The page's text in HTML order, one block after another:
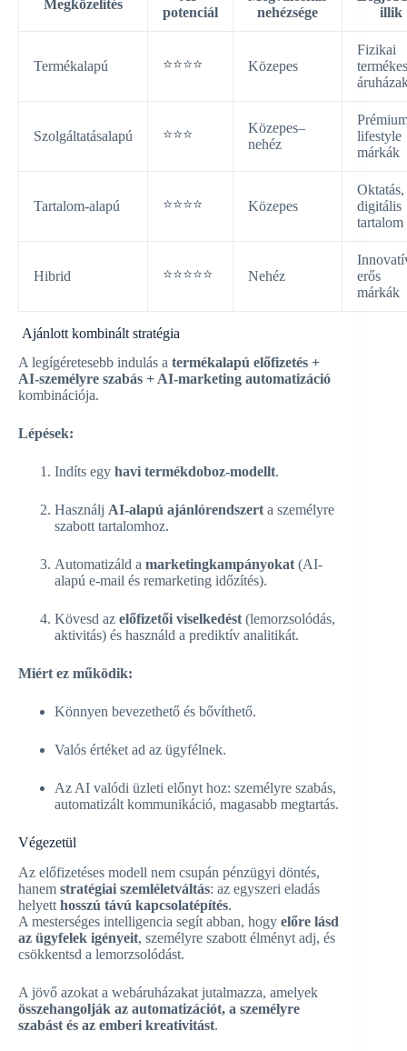
Megközelítés
potenciál
nehézsége
illik
Termékalapú ⭐⭐⭐⭐ Közepes
Fizikai
termékes
Szolgáltatásalapú ⭐⭐⭐
Közepes–
nehéz
lifestyle
márkák
Tartalom-alapú ⭐⭐⭐⭐ Közepes
Oktatás,
digitális
tartalom
Hibrid ⭐⭐⭐⭐⭐ Nehéz
erős
márkák
Ajánlott kombinált stratégia
A legígéretesebb indulás a termékalapú előfizetés +
AI-személyre szabás + AI-marketing automatizáció
kombinációja.
Lépések:
Indíts egy havi termékdoboz-modellt.
Használj AI-alapú ajánlórendszert a személyre
szabott tartalomhoz.
Automatizáld a marketingkampányokat (AI-
alapú e-mail és remarketing időzítés).
Kövesd az előfizetői viselkedést (lemorzsolódás,
aktivitás) és használd a prediktív analitikát.
Miért ez működik:
Könnyen bevezethető és bővíthető.
Valós értéket ad az ügyfélnek.
Az AI valódi üzleti előnyt hoz: személyre szabás,
automatizált kommunikáció, magasabb megtartás.
Végezetül
Az előfizetéses modell nem csupán pénzügyi döntés,
hanem stratégiai szemléletváltás: az egyszeri eladás
helyett hosszú távú kapcsolatépítés.
A mesterséges intelligencia segít abban, hogy előre lásd
az ügyfelek igényeit, személyre szabott élményt adj, és
csökkentsd a lemorzsolódást.
A jövő azokat a webáruházakat jutalmazza, amelyek
összehangolják az automatizációt, a személyre
szabást és az emberi kreativitást.